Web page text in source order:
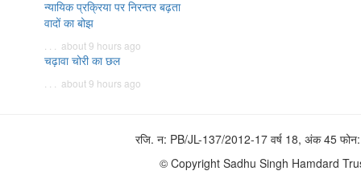
न्यायिक प्रक्रिया पर निरन्तर बढ़ता
वादों का बोझ
. . . about 9 hours ago
चढ़ावा चोरी का छल
. . . about 9 hours ago
रजि. न: PB/JL-137/2012-17 वर्ष 18, अंक 45
© Copyright Sadhu Singh Hamdard